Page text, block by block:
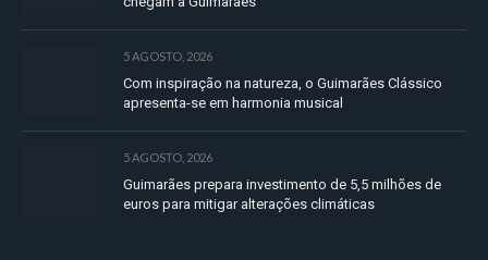
5 AGOSTO, 2026
Com inspiração na natureza, o Guimarães Clássico
apresenta-se em harmonia musical
5 AGOSTO, 2026
Guimarães prepara investimento de 5,5 milhões de
euros para mitigar alterações climáticas